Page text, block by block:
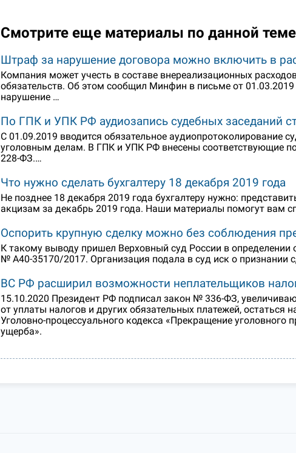
Смотрите еще материалы по данной теме
Штраф за нарушение договора можно включить в
Компания может учесть в составе внереализационных
обязательств. Об этом сообщил Минфин в письме от
нарушение …
По ГПК и УПК РФ аудиозапись судебных заседаний
С 01.09.2019 вводится обязательное аудиопротоколирование
уголовным делам. В ГПК и УПК РФ внесены соответствующие
228-ФЗ.…
Что нужно сделать бухгалтеру 18 декабря 2019 года
Не позднее 18 декабря 2019 года бухгалтеру нужно:
акцизам за декабрь 2019 года. Наши материалы помогут вам
Оспорить крупную сделку можно без соблюдения
К такому выводу пришел Верховный суд России в
№ А40-35170/2017. Организация подала в суд иск о признании
ВС РФ расширил возможности неплательщиков
15.10.2020 Президент РФ подписал закон № 336-ФЗ,
от уплаты налогов и других обязательных платежей, остаться
Уголовно-процессуального кодекса «Прекращение уголовного
ущерба».